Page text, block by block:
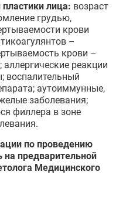
лица: возраст
грудью,
крови
–
крови –
реакции
воспалительный
аутоиммунные,
заболевания;
филлера в зоне
по проведению
предварительной
Медицинского